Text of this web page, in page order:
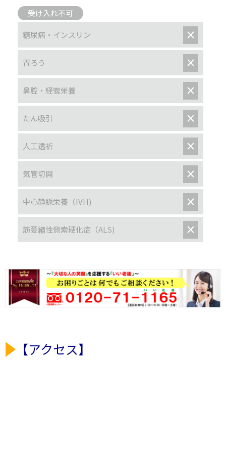
受け入れ不可
糖尿病・インスリン ×
胃ろう ×
鼻腔・経管栄養 ×
たん吸引 ×
人工透析 ×
気管切開 ×
中心静脈栄養（IVH) ×
筋萎縮性側索硬化症（ALS) ×
【アクセス】